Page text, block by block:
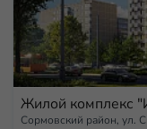
Жилой комплекс
Сормовский район, ул.